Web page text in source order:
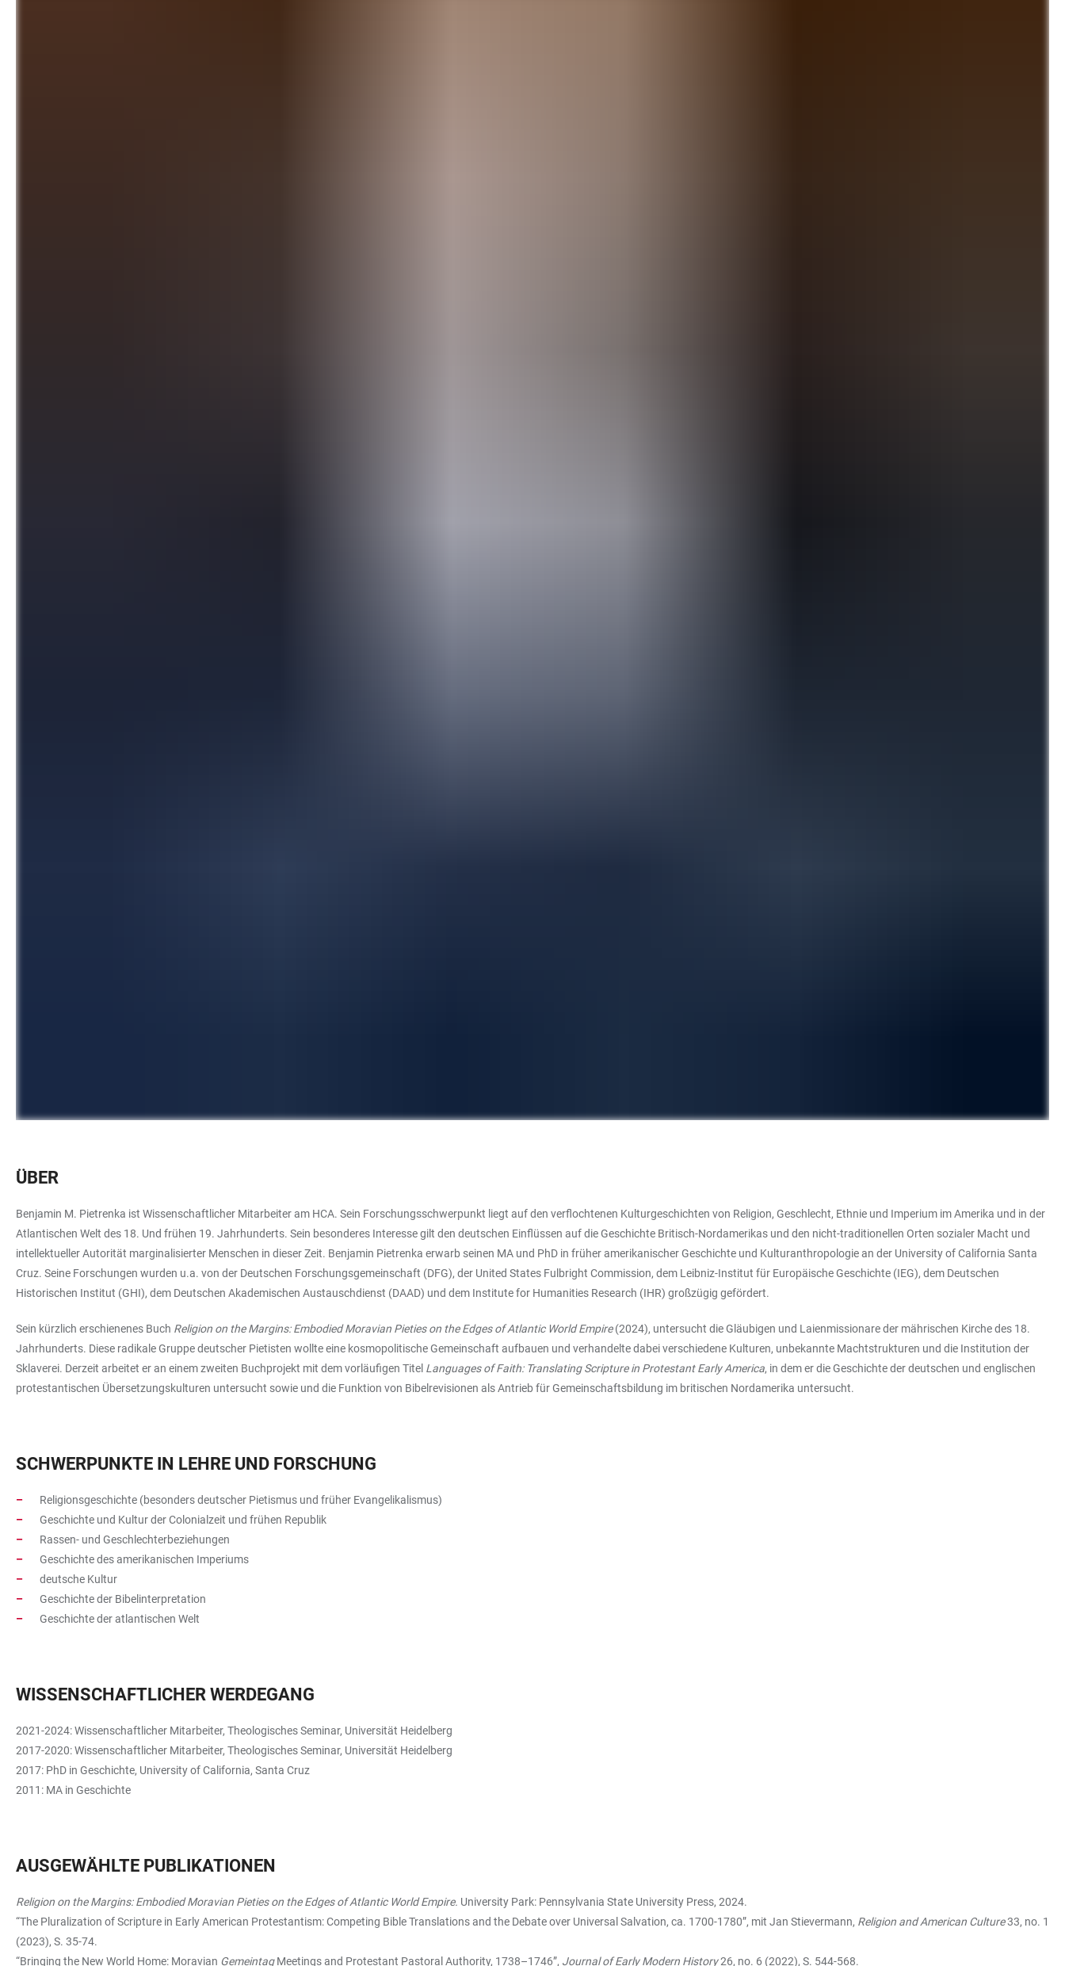
ÜBER
Benjamin M. Pietrenka ist Wissenschaftlicher Mitarbeiter am HCA. Sein Forschungsschwerpunkt liegt auf den verflochtenen Kulturgeschichten von Religion, Geschlecht, Ethnie und Imperium im Amerika und in der
Atlantischen Welt des 18. Und frühen 19. Jahrhunderts. Sein besonderes Interesse gilt den deutschen Einflüssen auf die Geschichte Britisch-Nordamerikas und den nicht-traditionellen Orten sozialer Macht und
intellektueller Autorität marginalisierter Menschen in dieser Zeit. Benjamin Pietrenka erwarb seinen MA und PhD in früher amerikanischer Geschichte und Kulturanthropologie an der University of California Santa
Cruz. Seine Forschungen wurden u.a. von der Deutschen Forschungsgemeinschaft (DFG), der United States Fulbright Commission, dem Leibniz-Institut für Europäische Geschichte (IEG), dem Deutschen
Historischen Institut (GHI), dem Deutschen Akademischen Austauschdienst (DAAD) und dem Institute for Humanities Research (IHR) großzügig gefördert.
Sein kürzlich erschienenes Buch Religion on the Margins: Embodied Moravian Pieties on the Edges of Atlantic World Empire(2024), untersucht die Gläubigen und Laienmissionare der mährischen Kirche des 18.
Jahrhunderts. Diese radikale Gruppe deutscher Pietisten wollte eine kosmopolitische Gemeinschaft aufbauen und verhandelte dabei verschiedene Kulturen, unbekannte Machtstrukturen und die Institution der
Sklaverei. Derzeit arbeitet er an einem zweiten Buchprojekt mit dem vorläufigen Titel Languages of Faith: Translating Scripture in Protestant Early America, in dem er die Geschichte der deutschen und englischen
protestantischen Übersetzungskulturen untersucht sowie und die Funktion von Bibelrevisionen als Antrieb für Gemeinschaftsbildung im britischen Nordamerika untersucht.
SCHWERPUNKTE IN LEHRE UND FORSCHUNG
Religionsgeschichte (besonders deutscher Pietismus und früher Evangelikalismus)
Geschichte und Kultur der Colonialzeit und frühen Republik
Rassen- und Geschlechterbeziehungen
Geschichte des amerikanischen Imperiums
deutsche Kultur
Geschichte der Bibelinterpretation
Geschichte der atlantischen Welt
WISSENSCHAFTLICHER WERDEGANG
2021-2024: Wissenschaftlicher Mitarbeiter, Theologisches Seminar, Universität Heidelberg
2017-2020: Wissenschaftlicher Mitarbeiter, Theologisches Seminar, Universität Heidelberg
2017: PhD in Geschichte, University of California, Santa Cruz
2011: MA in Geschichte
AUSGEWÄHLTE PUBLIKATIONEN
Religion on the Margins: Embodied Moravian Pieties on the Edges of Atlantic World Empire. University Park: Pennsylvania State University Press, 2024.
“The Pluralization of Scripture in Early American Protestantism: Competing Bible Translations and the Debate over Universal Salvation, ca. 1700-1780”, mit Jan Stievermann, Religion and American Culture33, no. 1
(2023), S. 35-74.
“Bringing the New World Home: Moravian GemeintagMeetings and Protestant Pastoral Authority, 1738–1746”, Journal of Early Modern History26, no. 6 (2022), S. 544-568.